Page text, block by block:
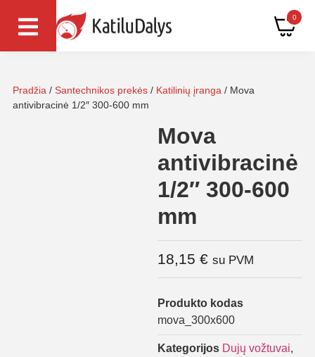
0
Pradžia / Santechnikos prekės / Katilinių įranga / Mova
antivibracinė 1/2″ 300-600 mm
Mova
antivibracinė
1/2″ 300-600
mm
18,15 € su PVM
Produkto kodas
mova_300x600
Kategorijos Dujų vožtuvai,